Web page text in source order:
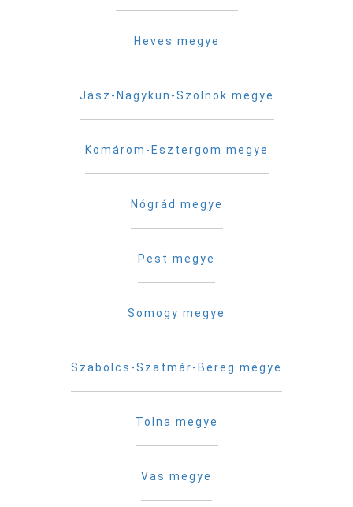
Heves megye
Jász-Nagykun-Szolnok megye
Komárom-Esztergom megye
Nógrád megye
Pest megye
Somogy megye
Szabolcs-Szatmár-Bereg megye
Tolna megye
Vas megye